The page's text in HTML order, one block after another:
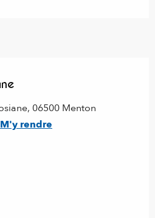
06500 Menton
M'y rendre